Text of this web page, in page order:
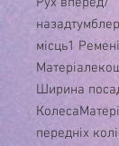
місць1
Ширина
передніх